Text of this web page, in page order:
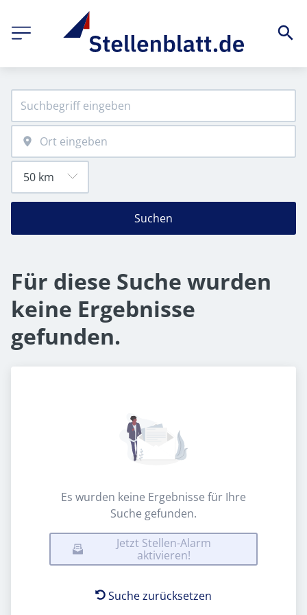
Suchen
Für diese Suche wurden
keine Ergebnisse
gefunden.
Es wurden keine Ergebnisse für Ihre
Suche gefunden.
Jetzt Stellen-Alarm
aktivieren!
Suche zurücksetzen